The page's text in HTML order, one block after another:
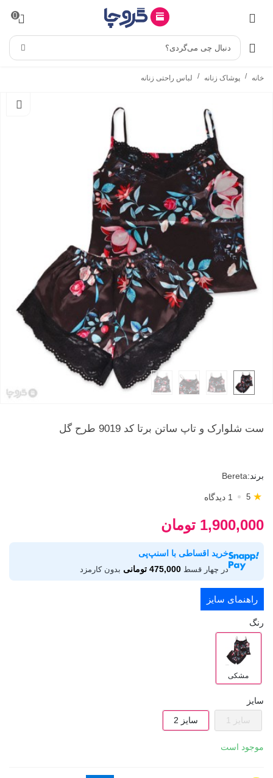
0
دنبال چی می‌گردی؟
خانه / پوشاک زنانه / لباس راحتی زنانه
ست شلوارک و تاپ ساتن برتا کد 9019 طرح گل
برند:Bereta
5 ★ 1 دیدگاه
1,900,000 تومان
خرید اقساطی با اسنپ‌پی
در چهار قسط 475,000 تومانی بدون کارمزد
راهنمای سایز
رنگ
مشکی
سایز
سایز 1
سایز 2
موجود است